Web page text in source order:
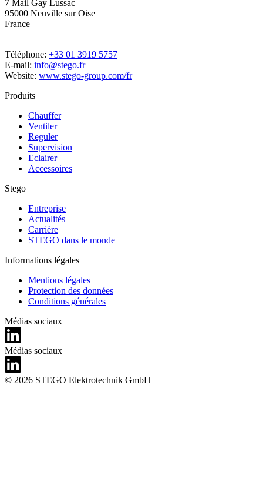
7 Mail Gay Lussac
95000 Neuville sur Oise
France
Téléphone: +33 01 3919 5757
E-mail: info@stego.fr
Website: www.stego-group.com/fr
Produits
Chauffer
Ventiler
Reguler
Supervision
Eclairer
Accessoires
Stego
Entreprise
Actualités
Carrière
STEGO dans le monde
Informations légales
Mentions légales
Protection des données
Conditions générales
Médias sociaux
Médias sociaux
© 2026 STEGO Elektrotechnik GmbH